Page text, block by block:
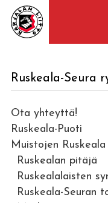
Ruskeala-Seura
Ota yhteyttä!
Ruskeala-Puoti
Muistojen Ruskeala
Ruskealan pitäjä
Ruskealalaisten
Ruskeala-Seuran